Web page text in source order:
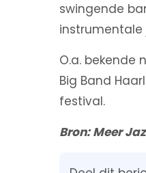
swingende
instrumentale
O.a. bekende
Big Band
festival.
Bron: Meer